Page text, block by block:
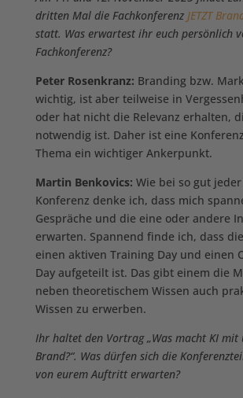
dritten Mal die Fachkonferenz JETZT
statt. Was erwartest ihr euch persönlich
Fachkonferenz?
Peter Rosenkranz: Branding bzw.
wichtig, ist aber teilweise in
oder hat nicht die Relevanz erhalten,
notwendig ist. Daher ist eine
Thema ein wichtiger Ankerpunkt.
Martin Benkovics: Wie bei so gut jeder
Konferenz denke ich, dass mich
Gespräche und die eine oder andere
erwarten. Spannend finde ich, dass
einen aktiven Training Day und einen
Day aufgeteilt ist. Das gibt einem die
neben theoretischem Wissen auch
Wissen zu erwerben.
Ihr haltet den Vortrag „Was macht KI mit
Brand?“. Was dürfen sich die
von eurem Auftritt erwarten?